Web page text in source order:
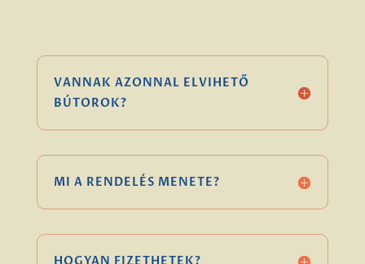
VANNAK AZONNAL ELVIHETŐ
BÚTOROK?
MI A RENDELÉS MENETE?